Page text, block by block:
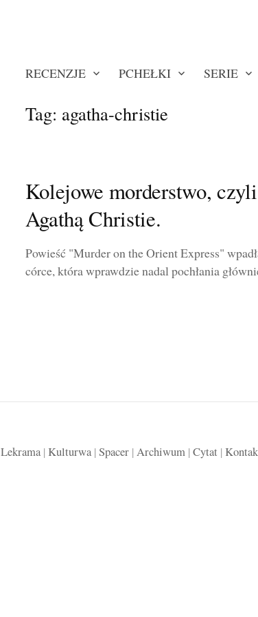
RECENZJE PCHEŁKI SERIE
Tag: agatha-christie
Kolejowe morderstwo,
Agathą Christie.
Powieść "Murder on the Orient Express"
córce, która wprawdzie nadal pochłania
Lekrama| Kulturwa| Spacer| Archiwum| Cytat|